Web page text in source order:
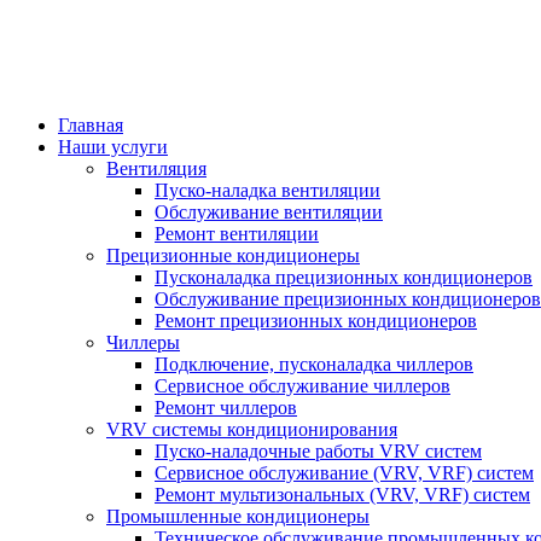
Главная
Наши услуги
Вентиляция
Пуско-наладка вентиляции
Обслуживание вентиляции
Ремонт вентиляции
Прецизионные кондиционеры
Пусконаладка прецизионных кондиционеров
Обслуживание прецизионных кондиционеров
Ремонт прецизионных кондиционеров
Чиллеры
Подключение, пусконаладка чиллеров
Сервисное обслуживание чиллеров
Ремонт чиллеров
VRV системы кондиционирования
Пуско-наладочные работы VRV систем
Сервисное обслуживание (VRV, VRF) систем
Ремонт мультизональных (VRV, VRF) систем
Промышленные кондиционеры